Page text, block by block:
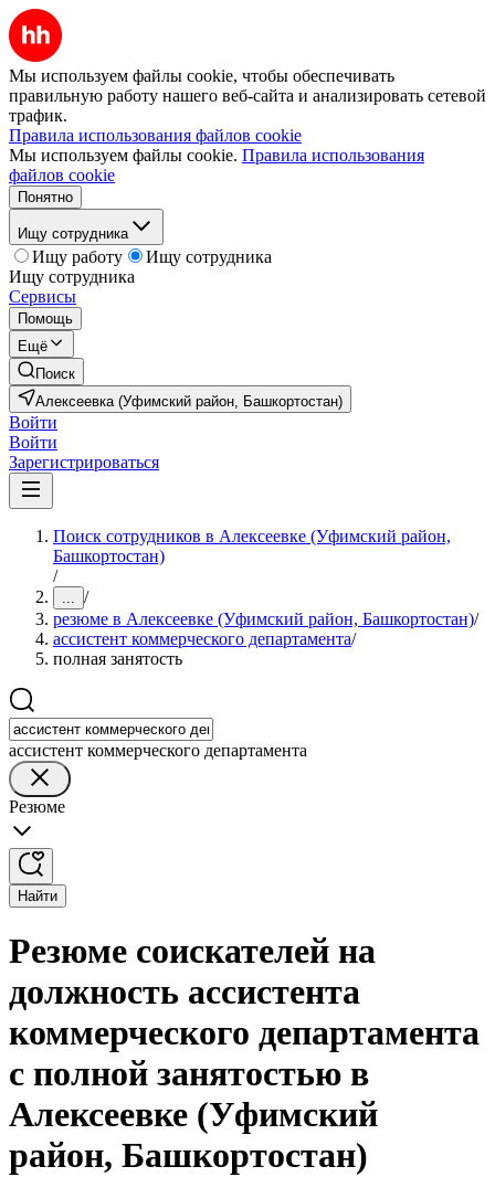
Мы используем файлы cookie, чтобы обеспечивать
правильную работу нашего веб-сайта и анализировать сетевой
трафик.
Правила использования файлов cookie
Мы используем файлы cookie. Правила использования
файлов cookie
Понятно
Ищу сотрудника
Ищу работу
Ищу сотрудника
Ищу сотрудника
Сервисы
Помощь
Ещё
Поиск
Алексеевка (Уфимский район, Башкортостан)
Войти
Войти
Зарегистрироваться
Поиск сотрудников в Алексеевке (Уфимский район,
Башкортостан)
/
... /
резюме в Алексеевке (Уфимский район, Башкортостан)/
ассистент коммерческого департамента/
полная занятость
ассистент коммерческого департамента
Резюме
Найти
Резюме соискателей на
должность ассистента
коммерческого департамента
с полной занятостью в
Алексеевке (Уфимский
район, Башкортостан)